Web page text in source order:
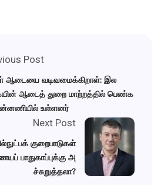
Post
ஆடையை வடிவமைக்கிறாள்: இல
ஆடைத் துறை மாற்றத்தில் பெண்க
உள்ளனர்
Next Post
குறைபாடுகள்
பாதுகாப்புக்கு அ
ச்சுறுத்தலா?